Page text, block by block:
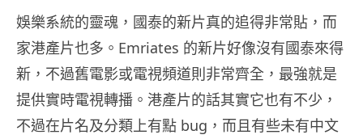
娛樂系統的靈魂，國泰的新片真的追得非常貼，而
家港產片也多。Emriates 的新片好像沒有國泰來得
新，不過舊電影或電視頻道則非常齊全，最強就是
提供實時電視轉播。港產片的話其實它也有不少，
不過在片名及分類上有點 bug，而且有些未有中文